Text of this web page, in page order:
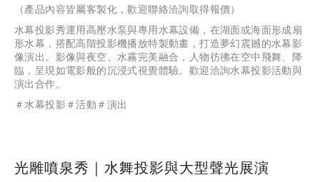
（產品內容皆屬客製化，歡迎聯絡洽詢取得報價）
水幕投影秀運用高壓水泵與專用水幕設備，在湖面或海面形成扇
形水幕，搭配高階投影機播放特製動畫，打造夢幻震撼的水幕影
像演出。影像與夜空、水霧完美融合，人物彷彿在空中飛舞、降
臨，呈現如電影般的沉浸式視覺體驗。歡迎洽詢水幕投影活動與
演出合作。
＃水幕投影＃活動＃演出
光雕噴泉秀｜水舞投影與大型聲光展演